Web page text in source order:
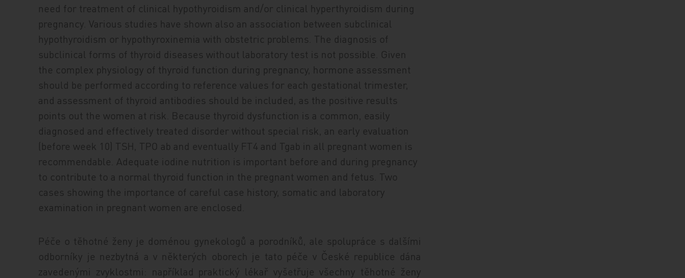
need for treatment of clinical hypothyroidism and/or clinical hyperthyroidism during
pregnancy. Various studies have shown also an association between subclinical
hypothyroidism or hypothyroxinemia with obstetric problems. The diagnosis of
subclinical forms of thyroid diseases without laboratory test is not possible. Given
the complex physiology of thyroid function during pregnancy, hormone assessment
should be performed according to reference values for each gestational trimester,
and assessment of thyroid antibodies should be included, as the positive results
points out the women at risk. Because thyroid dysfunction is a common, easily
diagnosed and effectively treated disorder without special risk, an early evaluation
(before week 10) TSH, TPO ab and eventually FT4 and Tgab in all pregnant women is
recommendable. Adequate iodine nutrition is important before and during pregnancy
to contribute to a normal thyroid function in the pregnant women and fetus. Two
cases showing the importance of careful case history, somatic and laboratory
examination in pregnant women are enclosed.
Péče o těhotné ženy je doménou gynekologů a porodníků, ale spolupráce s dalšími
odborníky je nezbytná a v některých oborech je tato péče v České republice dána
zavedenými zvyklostmi: například praktický lékař vyšetřuje všechny těhotné ženy